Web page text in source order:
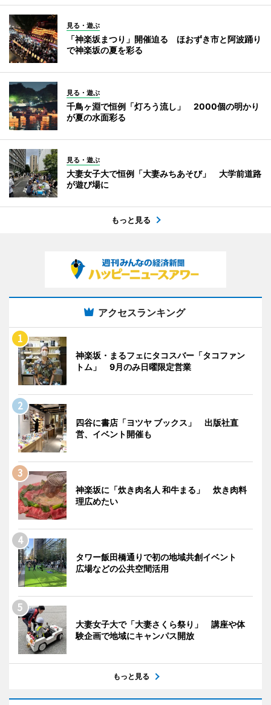
見る・遊ぶ
「神楽坂まつり」開催迫る ほおずき市と阿波踊り
で神楽坂の夏を彩る
見る・遊ぶ
千鳥ヶ淵で恒例「灯ろう流し」 2000個の明かり
が夏の水面彩る
見る・遊ぶ
大妻女子大で恒例「大妻みちあそび」 大学前道路
が遊び場に
もっと見る
アクセスランキング
神楽坂・まるフェにタコスバー「タコファン
トム」 9月のみ日曜限定営業
四谷に書店「ヨツヤ ブックス」 出版社直
営、イベント開催も
神楽坂に「炊き肉名人 和牛まる」 炊き肉料
理広めたい
タワー飯田橋通りで初の地域共創イベント
広場などの公共空間活用
大妻女子大で「大妻さくら祭り」 講座や体
験企画で地域にキャンパス開放
もっと見る